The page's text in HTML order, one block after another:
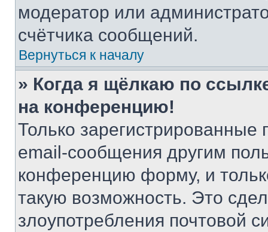
модератор или
счётчика сообщений.
Вернуться к началу
» Когда я щёлкаю по
на конференцию!
Только зарегистрированные
email-сообщения другим
конференцию форму, и
такую возможность. Это
злоупотребления почтовой